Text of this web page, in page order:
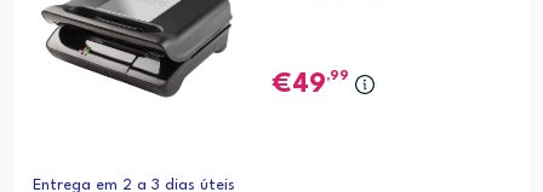
49,99
Entrega em 2 a 3 dias úteis